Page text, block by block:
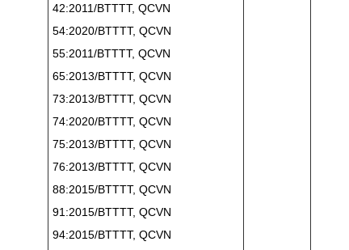
42:2011/BTTTT, QCVN
54:2020/BTTTT, QCVN
55:2011/BTTTT, QCVN
65:2013/BTTTT, QCVN
73:2013/BTTTT, QCVN
74:2020/BTTTT, QCVN
75:2013/BTTTT, QCVN
76:2013/BTTTT, QCVN
88:2015/BTTTT, QCVN
91:2015/BTTTT, QCVN
94:2015/BTTTT, QCVN